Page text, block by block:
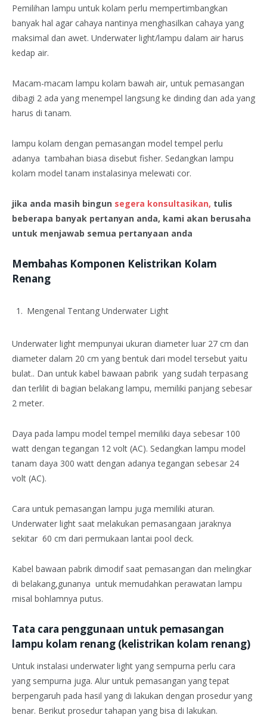
Pemilihan lampu untuk kolam perlu mempertimbangkan
banyak hal agar cahaya nantinya menghasilkan cahaya yang
maksimal dan awet. Underwater light/lampu dalam air harus
kedap air.
Macam-macam lampu kolam bawah air, untuk pemasangan
dibagi 2 ada yang menempel langsung ke dinding dan ada yang
harus di tanam.
lampu kolam dengan pemasangan model tempel perlu
adanya tambahan biasa disebut fisher. Sedangkan lampu
kolam model tanam instalasinya melewati cor.
jika anda masih bingun segera konsultasikan, tulis
beberapa banyak pertanyan anda, kami akan berusaha
untuk menjawab semua pertanyaan anda
Membahas Komponen Kelistrikan Kolam
Renang
Mengenal Tentang Underwater Light
Underwater light mempunyai ukuran diameter luar 27 cm dan
diameter dalam 20 cm yang bentuk dari model tersebut yaitu
bulat.. Dan untuk kabel bawaan pabrik yang sudah terpasang
dan terlilit di bagian belakang lampu, memiliki panjang sebesar
2 meter.
Daya pada lampu model tempel memiliki daya sebesar 100
watt dengan tegangan 12 volt (AC). Sedangkan lampu model
tanam daya 300 watt dengan adanya tegangan sebesar 24
volt (AC).
Cara untuk pemasangan lampu juga memiliki aturan.
Underwater light saat melakukan pemasangaan jaraknya
sekitar 60 cm dari permukaan lantai pool deck.
Kabel bawaan pabrik dimodif saat pemasangan dan melingkar
di belakang,gunanya untuk memudahkan perawatan lampu
misal bohlamnya putus.
Tata cara penggunaan untuk pemasangan
lampu kolam renang (kelistrikan kolam renang)
Untuk instalasi underwater light yang sempurna perlu cara
yang sempurna juga. Alur untuk pemasangan yang tepat
berpengaruh pada hasil yang di lakukan dengan prosedur yang
benar. Berikut prosedur tahapan yang bisa di lakukan.